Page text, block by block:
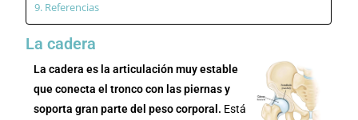
Referencias
La cadera
La cadera es la articulación muy estable
que conecta el tronco con las piernas y
soporta gran parte del peso corporal. Está